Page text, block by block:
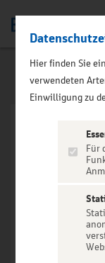
Hier finden Sie
verwendeten
Einwilligung zu
Für